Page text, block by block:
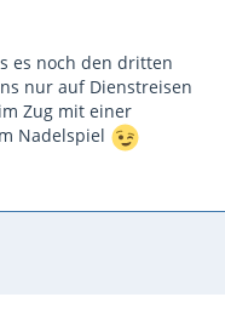
es noch den dritten
nur auf Dienstreisen
Zug mit einer
Nadelspiel